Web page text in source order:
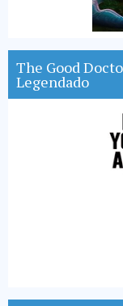
The Good
Legendado